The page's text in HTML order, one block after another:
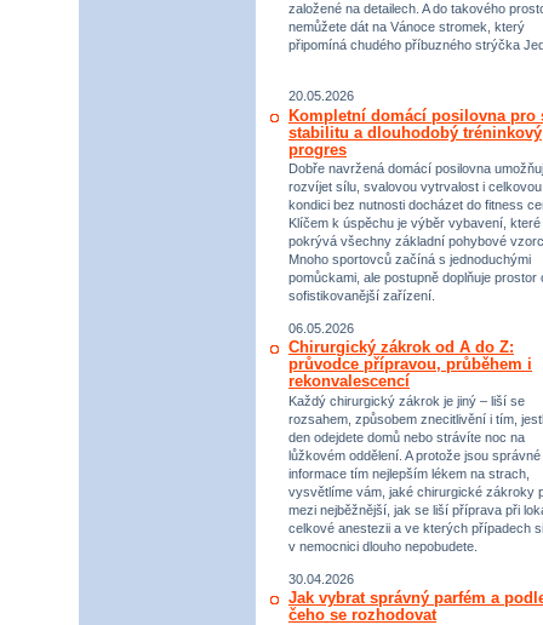
založené na detailech. A do takového
nemůžete dát na Vánoce stromek, který
připomíná chudého příbuzného strýčka
20.05.2026
Kompletní domácí posilovna pro
stabilitu a dlouhodobý tréninkový
progres
Dobře navržená domácí posilovna
rozvíjet sílu, svalovou vytrvalost i celkovou
kondici bez nutnosti docházet do fitness
Klíčem k úspěchu je výběr vybavení, které
pokrývá všechny základní pohybové
Mnoho sportovců začíná s jednoduchými
pomůckami, ale postupně doplňuje prostor
sofistikovanější zařízení.
06.05.2026
Chirurgický zákrok od A do Z:
průvodce přípravou, průběhem i
rekonvalescencí
Každý chirurgický zákrok je jiný – liší se
rozsahem, způsobem znecitlivění i tím,
den odejdete domů nebo strávíte noc na
lůžkovém oddělení. A protože jsou správné
informace tím nejlepším lékem na strach,
vysvětlíme vám, jaké chirurgické zákroky
mezi nejběžnější, jak se liší příprava při
celkové anestezii a ve kterých případech si
v nemocnici dlouho nepobudete.
30.04.2026
Jak vybrat správný parfém a
čeho se rozhodovat